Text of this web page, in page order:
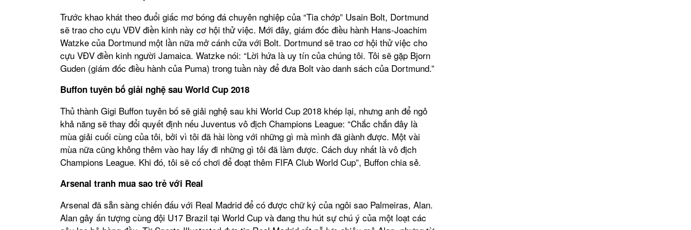
Trước khao khát theo đuổi giấc mơ bóng đá chuyên nghiệp của “Tia chớp” Usain Bolt, Dortmund
sẽ trao cho cựu VĐV điền kinh này cơ hội thử việc. Mới đây, giám đốc điều hành Hans-Joachim
Watzke của Dortmund một lần nữa mở cánh cửa với Bolt. Dortmund sẽ trao cơ hội thử việc cho
cựu VĐV điền kinh người Jamaica. Watzke nói: “Lời hứa là uy tín của chúng tôi. Tôi sẽ gặp Bjorn
Guden (giám đốc điều hành của Puma) trong tuần này để đưa Bolt vào danh sách của Dortmund.”
Buffon tuyên bố giải nghệ sau World Cup 2018
Thủ thành Gigi Buffon tuyên bố sẽ giải nghệ sau khi World Cup 2018 khép lại, nhưng anh để ngỏ
khả năng sẽ thay đổi quyết định nếu Juventus vô địch Champions League: “Chắc chắn đây là
mùa giải cuối cùng của tôi, bởi vì tôi đã hài lòng với những gì mà mình đã giành được. Một vài
mùa nữa cũng không thêm vào hay lấy đi những gì tôi đã làm được. Cách duy nhất là vô địch
Champions League. Khi đó, tôi sẽ cố chơi để đoạt thêm FIFA Club World Cup”, Buffon chia sẻ.
Arsenal tranh mua sao trẻ với Real
Arsenal đã sẵn sàng chiến đấu với Real Madrid để có được chữ ký của ngôi sao Palmeiras, Alan.
Alan gây ấn tượng cùng đội U17 Brazil tại World Cup và đang thu hút sự chú ý của một loạt các